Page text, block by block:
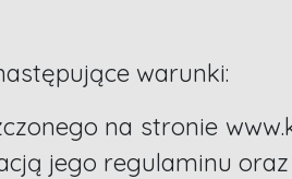
warunki:
na stronie
jego regulaminu